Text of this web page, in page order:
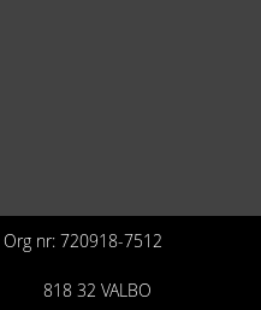
Org nr: 720918-7512
818 32 VALBO